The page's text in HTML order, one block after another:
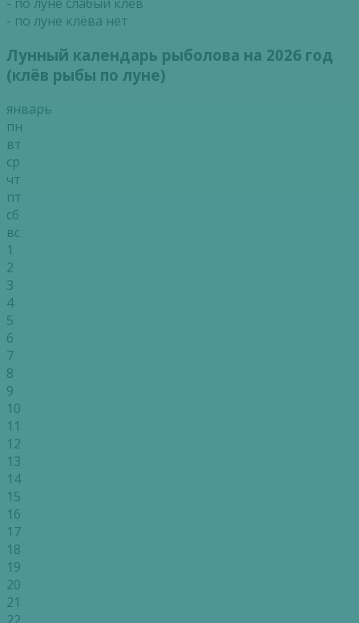
- по луне клёва нет
Лунный календарь рыболова на 2026 год
(клёв рыбы по луне)
январь
пн
вт
ср
чт
пт
сб
вс
1
2
3
4
5
6
7
8
9
10
11
12
13
14
15
16
17
18
19
20
21
22